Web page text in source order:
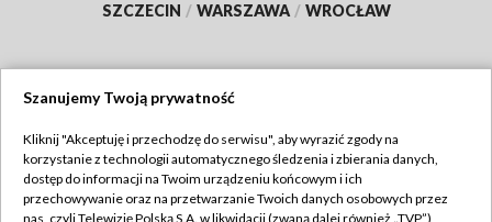
SZCZECIN / WARSZAWA / WROCŁAW
TVP
Abonament TVP
Regulamin TVP
Szanujemy Twoją prywatność
Kliknij "Akceptuję i przechodzę do serwisu", aby wyrazić zgody na
korzystanie z technologii automatycznego śledzenia i zbierania danych,
dostęp do informacji na Twoim urządzeniu końcowym i ich
przechowywanie oraz na przetwarzanie Twoich danych osobowych przez
nas, czyli Telewizję Polską S.A. w likwidacji (zwaną dalej również „TVP”),